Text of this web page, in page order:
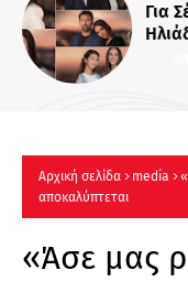
Για
Αρχική σελίδα media
αποκαλύπτεται
«Άσε μας